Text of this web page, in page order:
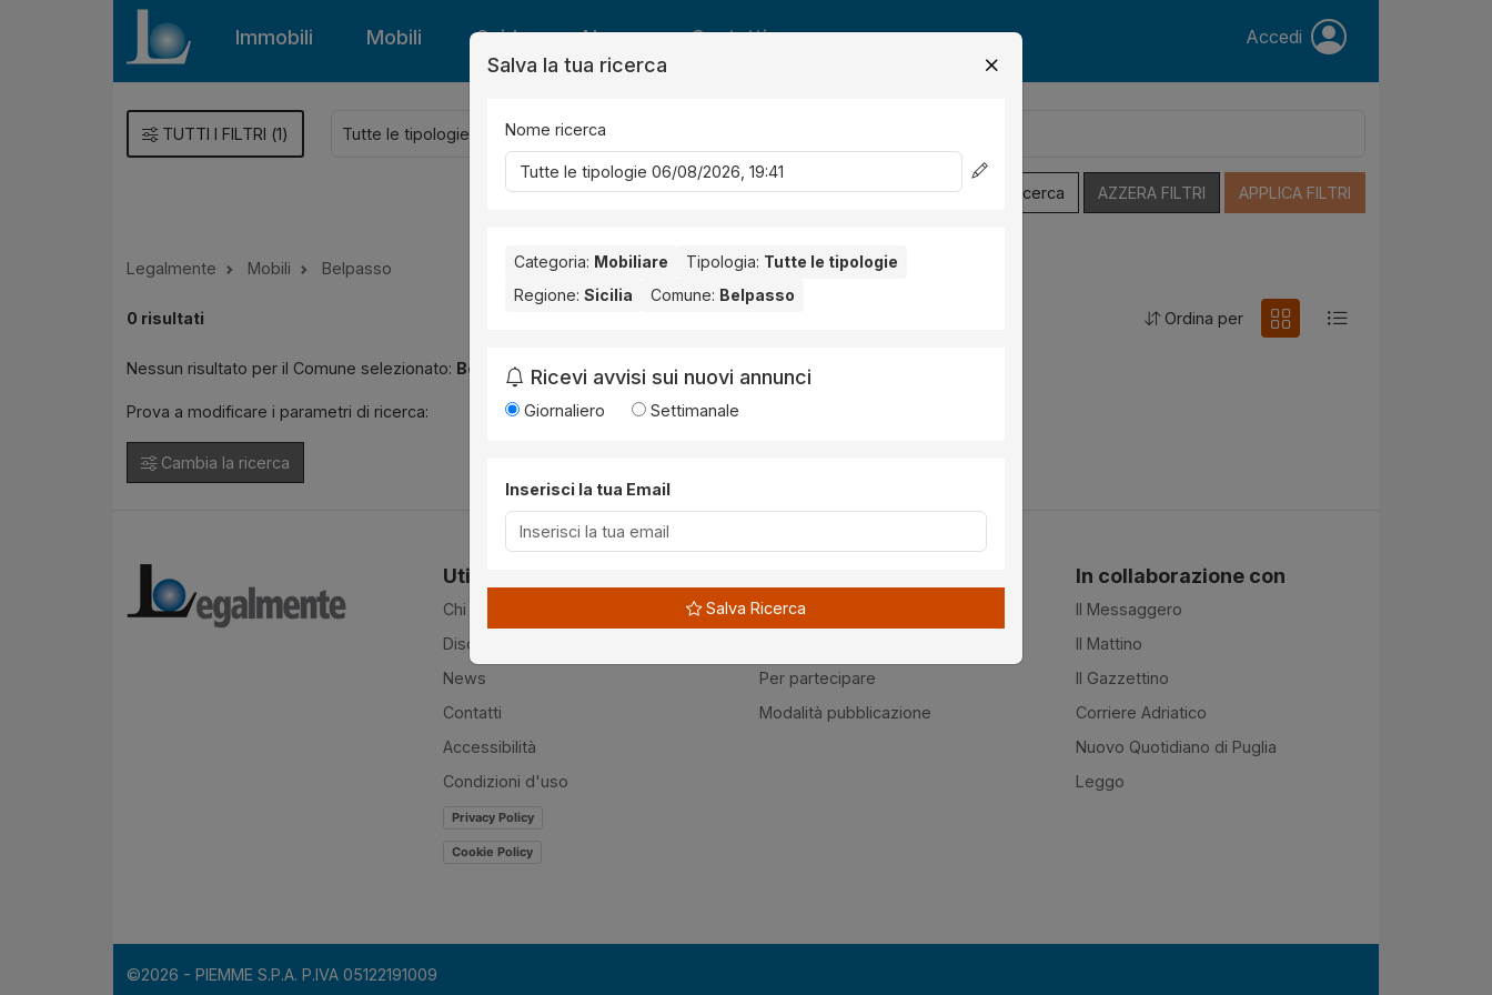
Immobili Mobili Guide News Contatti Accedi
TUTTI I FILTRI (1)
Salva Ricerca AZZERA FILTRI APPLICA FILTRI
Legalmente Mobili Belpasso
0 risultati Ordina per
Nessun risultato per il Comune selezionato: Belpasso. Nessun risultato per la Provincia selezionata:
Prova a modificare i parametri di ricerca:
Cambia la ricerca
Utilità
Chi siamo
Disclaimer
News
Contatti
Accessibilità
Condizioni d'uso
Privacy Policy
Cookie Policy
Normativa
Per partecipare
Modalità pubblicazione
In collaborazione con
Il Messaggero
Il Mattino
Il Gazzettino
Corriere Adriatico
Nuovo Quotidiano di Puglia
Leggo
©2026 - PIEMME S.P.A. P.IVA 05122191009
Salva la tua ricerca
Nome ricerca
Categoria: Mobiliare Tipologia: Tutte le tipologie
Regione: Sicilia Comune: Belpasso
Ricevi avvisi sui nuovi annunci
Giornaliero Settimanale
Inserisci la tua Email
Salva Ricerca